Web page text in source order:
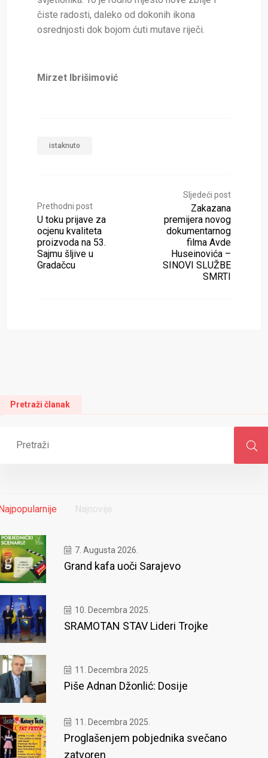
čiste radosti, daleko od dokonih ikona
osrednjosti dok bojom ćuti mutave riječi.
Mirzet Ibrišimović
istaknuto
Prethodni post
U toku prijave za
ocjenu kvaliteta
proizvoda na 53.
Sajmu šljive u
Gradačcu
Sljedeći post
Zakazana
premijera novog
dokumentarnog
filma Avde
Huseinovića –
SINOVI SLUŽBE
SMRTI
Pretraži članak
Najnovije
7. Augusta 2026.
Grand kafa uoči Sarajevo
10. Decembra 2025.
SRAMOTAN STAV Lideri Trojke
11. Decembra 2025.
Piše Adnan Džonlić: Dosije
11. Decembra 2025.
Proglašenjem pobjednika svečano
zatvoren